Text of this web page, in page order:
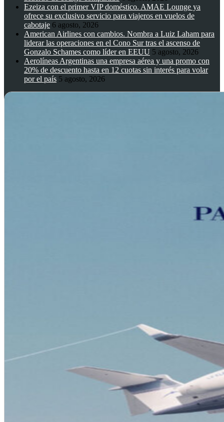
Ezeiza con el primer VIP doméstico. AMAE Lounge ya
ofrece su exclusivo servicio para viajeros en vuelos de
cabotaje 6 agosto, 2026
American Airlines con cambios. Nombra a Luiz Laham para
liderar las operaciones en el Cono Sur tras el ascenso de
Gonzalo Schames como líder en EEUU 5 agosto, 2026
Aerolíneas Argentinas una empresa aérea y una promo con
20% de descuento hasta en 12 cuotas sin interés para volar
por el país 5 agosto, 2026